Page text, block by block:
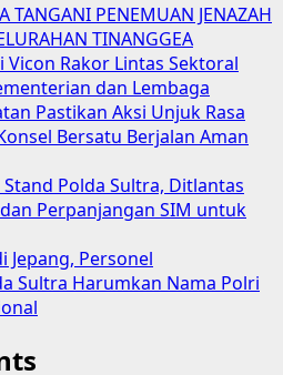
TANGANI PENEMUAN JENAZAH
TINANGGEA
Rakor Lintas Sektoral
dan Lembaga
Pastikan Aksi Unjuk Rasa
Bersatu Berjalan Aman
Polda Sultra, Ditlantas
Perpanjangan SIM untuk
Jepang, Personel
Sultra Harumkan Nama Polri